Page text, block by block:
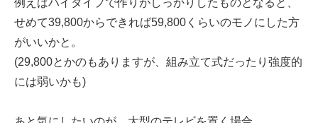
せめて39,800からできれば59,800くらいのモノにした方
がいいかと。
(29,800とかのもありますが、組み立て式だったり強度的
には弱いかも)